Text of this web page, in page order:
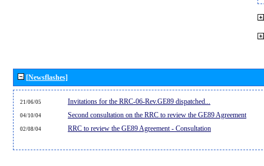
[Newsflashes]
21/06/05 Invitations for the RRC-06-Rev.GE89 dispatched...
04/10/04 Second consultation on the RRC to review the GE89 Agreement
02/08/04 RRC to review the GE89 Agreement - Consultation